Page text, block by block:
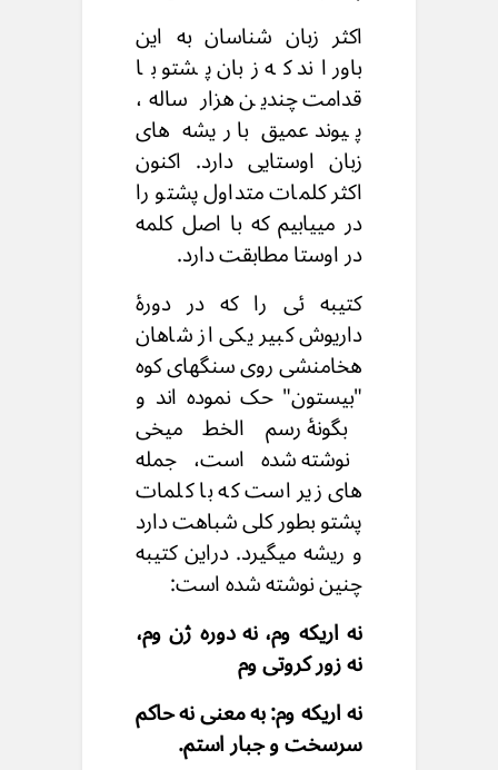
اکثر زبان شناسان به این
باور اند که زبان پشتو با
قدامت چندین هزار ساله،
پیوند عمیق با ریشه های
زبان اوستایی دارد. اکنون
اکثر کلمات متداول پشتو را
در مییابیم که با اصل کلمه
در اوستا مطابقت دارد.
کتیبه ئی را که در دورۀ
داریوش کبیر یکی از شاهان
هخامنشی روی سنگهای کوه
"بیستون" حک نموده اند و
بگونۀ رسم الخط میخی
نوشته شده است، جمله
های زیر است که با کلمات
پشتو بطور کلی شباهت دارد
و ریشه میگیرد. دراین کتیبه
چنین نوشته شده است:
نه اریکه وم، نه دوره ژن وم،
نه زور کروتی وم
نه اریکه وم: به معنی نه حاکم
سرسخت و جبار استم.